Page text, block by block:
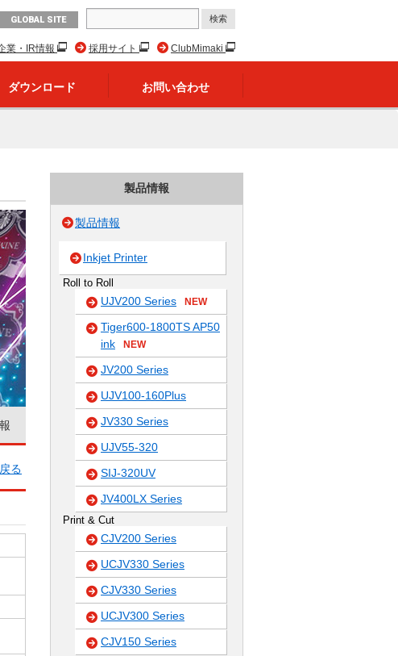
GLOBAL SITE
ClubMimaki
採用サイト
業・IR情報
ダウンロード お問い合わせ
る
製品情報
製品情報
Inkjet Printer
Roll to Roll
UJV200 Series NEW
Tiger600-1800TS AP50
ink
NEW
JV200 Series
UJV100-160Plus
JV330 Series
UJV55-320
SIJ-320UV
JV400LX Series
Print & Cut
CJV200 Series
UCJV330 Series
CJV330 Series
UCJV300 Series
CJV150 Series